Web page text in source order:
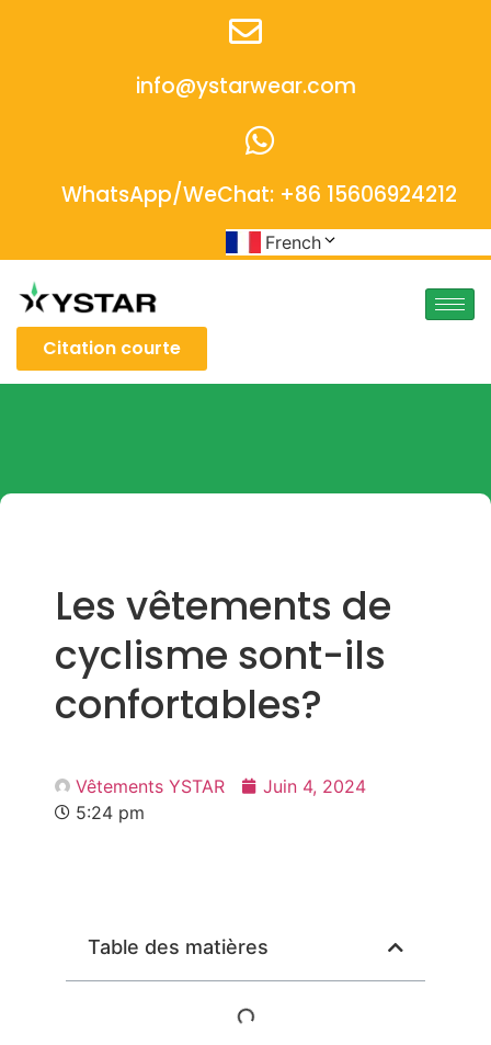
info@ystarwear.com
WhatsApp/WeChat: +86 15606924212
French
Citation courte
Les vêtements de
cyclisme sont-ils
confortables?
Vêtements YSTAR
Juin 4, 2024
5:24 pm
Table des matières